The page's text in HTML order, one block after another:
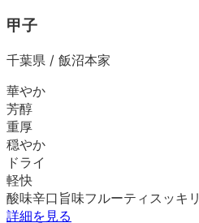
甲子
千葉県 / 飯沼本家
華やか
芳醇
重厚
穏やか
ドライ
軽快
酸味辛口 旨味フルーティ スッキリ
詳細を見る